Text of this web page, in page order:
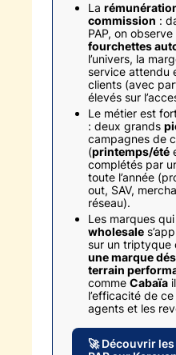
La
commission :
PAP, on
fourchettes
l’univers, la
service attendu
clients (avec
élevés sur
Le métier est
: deux grands
campagnes de
(printemps/été
complétés par
toute l’année
out, SAV,
réseau).
Les marques
wholesale
sur un triptyque
une marque
terrain
comme Cabaïa
l’efficacité de
agents et les
🚀 Découvrir